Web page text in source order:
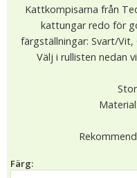
Kattkompisarna från
kattungar redo för
färgställningar: Svart/Vit,
Välj i rullisten nedan
Färg: